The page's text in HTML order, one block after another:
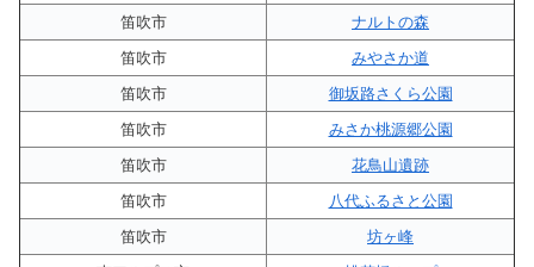
笛吹市
ナルトの森
笛吹市
みやさか道
笛吹市
御坂路さくら公園
笛吹市
みさか桃源郷公園
笛吹市
花鳥山遺跡
笛吹市
八代ふるさと公園
笛吹市
坊ヶ峰